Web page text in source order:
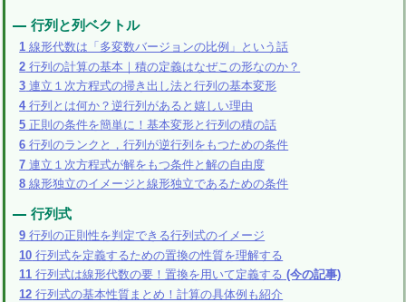
行列と列ベクトル
1 線形代数は「多変数バージョンの比例」という話
2 行列の計算の基本｜積の定義はなぜこの形なのか？
3 連立１次方程式の掃き出し法と行列の基本変形
4行列とは何か？逆行列があると嬉しい理由
5 正則の条件を簡単に！基本変形と行列の積の話
6 行列のランクと，行列が逆行列をもつための条件
7 連立１次方程式が解をもつ条件と解の自由度
8 線形独立のイメージと線形独立であるための条件
行列式
9 行列の正則性を判定できる行列式のイメージ
10 行列式を定義するための置換の性質を理解する
11 行列式は線形代数の要！置換を用いて定義する (今の記事)
12 行列式の基本性質まとめ！計算の具体例も紹介